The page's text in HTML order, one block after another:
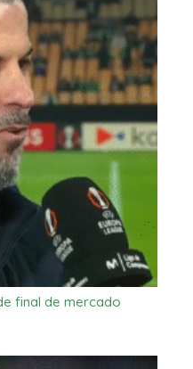
final de mercado